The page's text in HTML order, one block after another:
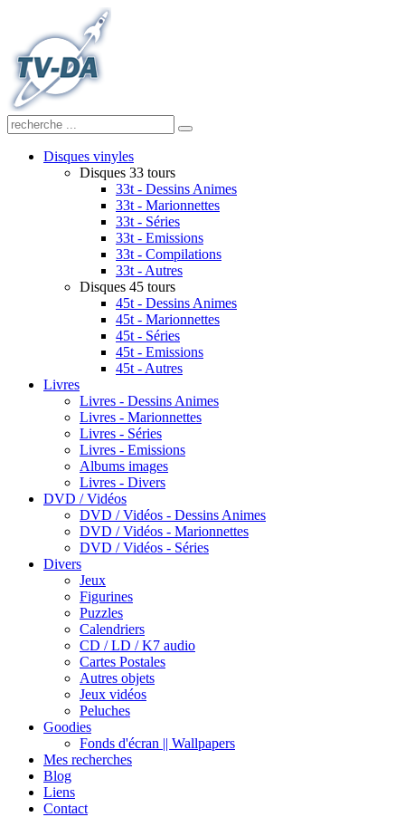
Disques vinyles
Disques 33 tours
33t - Dessins Animes
33t - Marionnettes
33t - Séries
33t - Emissions
33t - Compilations
33t - Autres
Disques 45 tours
45t - Dessins Animes
45t - Marionnettes
45t - Séries
45t - Emissions
45t - Autres
Livres
Livres - Dessins Animes
Livres - Marionnettes
Livres - Séries
Livres - Emissions
Albums images
Livres - Divers
DVD / Vidéos
DVD / Vidéos - Dessins Animes
DVD / Vidéos - Marionnettes
DVD / Vidéos - Séries
Divers
Jeux
Figurines
Puzzles
Calendriers
CD / LD / K7 audio
Cartes Postales
Autres objets
Jeux vidéos
Peluches
Goodies
Fonds d'écran || Wallpapers
Mes recherches
Blog
Liens
Contact